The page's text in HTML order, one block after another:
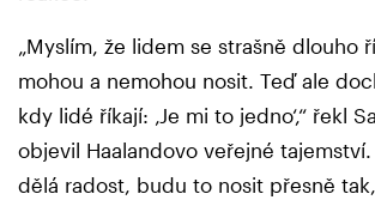
„Myslím, že lidem se strašně dlouho
mohou a nemohou nosit. Teď ale
kdy lidé říkají: ‚Je mi to jedno‘,“ řekl
objevil Haalandovo veřejné tajemství.
dělá radost, budu to nosit přesně